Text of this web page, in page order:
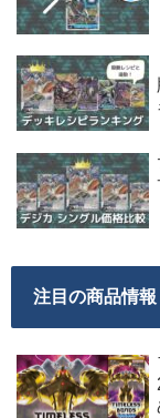
注目の商品情報